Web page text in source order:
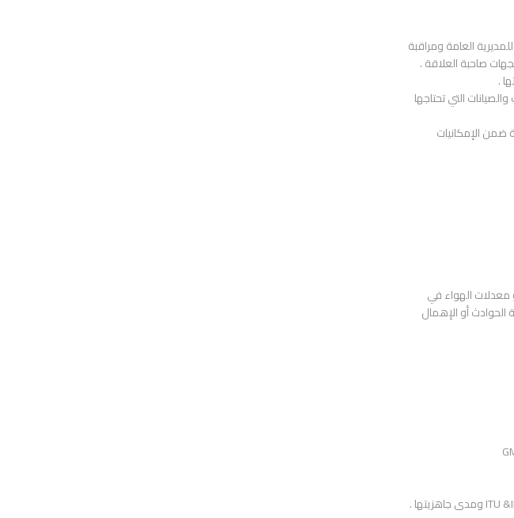
العامة ومراقبة
صاحبة العلاقة .
.
التي تحتاجها
ضمن الإمكانيات
معدلات الهواء في
الحوادث أو الإهمال